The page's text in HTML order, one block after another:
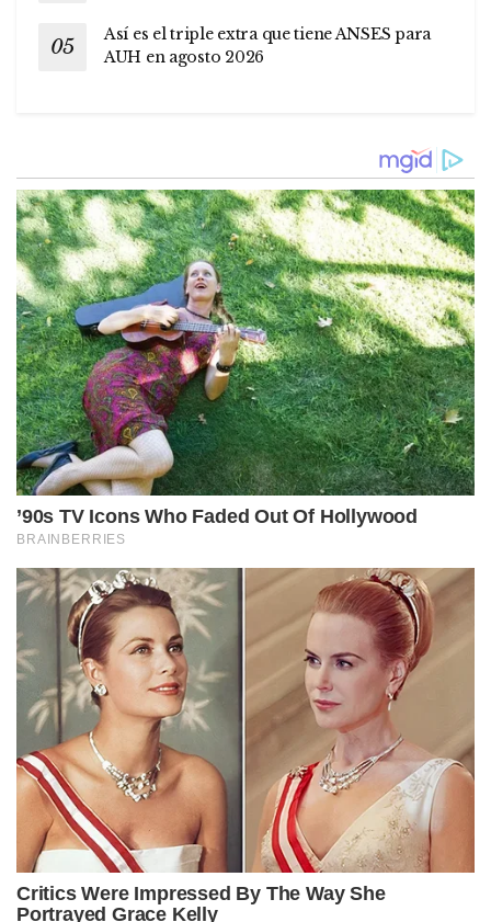
Así es el triple extra que tiene ANSES para
AUH en agosto 2026